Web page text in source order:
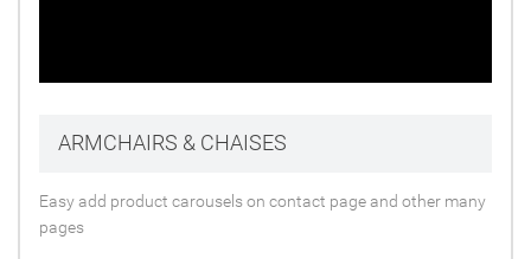
ARMCHAIRS & CHAISES
Easy add product carousels on contact page and other many
pages